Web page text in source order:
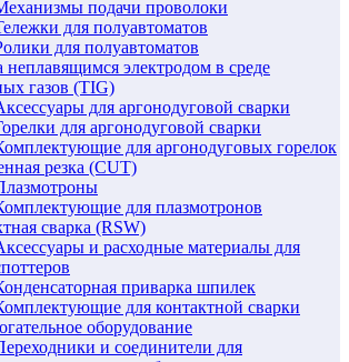
подачи проволоки
для полуавтоматов
для полуавтоматов
неплавящимся электродом в среде
газов (TIG)
для аргонодуговой сварки
для аргонодуговой сварки
для аргонодуговых горелок
резка (CUT)
для плазмотронов
сварка (RSW)
и расходные материалы для
приварка шпилек
для контактной сварки
оборудование
и соединители для